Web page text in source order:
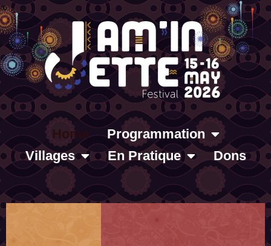
Home
Programmation
Villages
En Pratique Dons